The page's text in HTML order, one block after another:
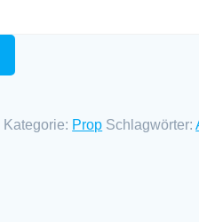
Kategorie: Prop Schlagwörter: